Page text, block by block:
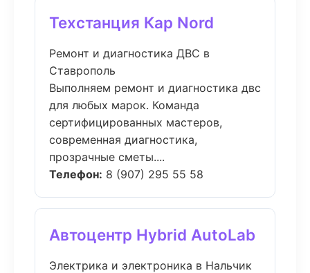
Техстанция Кар Nord
Ремонт и диагностика ДВС в
Ставрополь
Выполняем ремонт и диагностика двс
для любых марок. Команда
сертифицированных мастеров,
современная диагностика,
прозрачные сметы....
Телефон: 8 (907) 295 55 58
Автоцентр Hybrid AutoLab
Электрика и электроника в Нальчик